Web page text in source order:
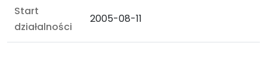
Start
działalności
2005-08-11